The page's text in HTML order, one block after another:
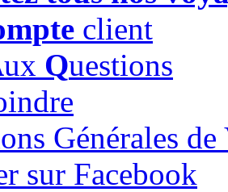
client
ux Questions
Générales de
sur Facebook